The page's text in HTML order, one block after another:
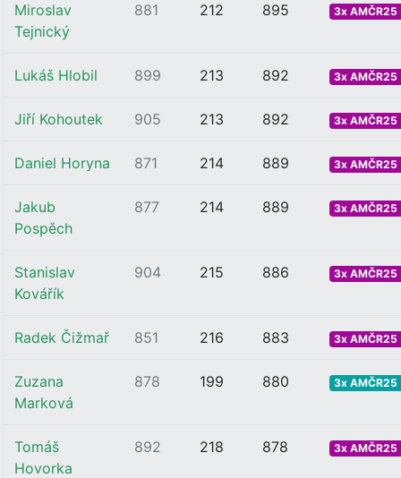
Miroslav
Tejnický
881 212 895 3x AMČR25
Lukáš Hlobil 899 213 892 3x AMČR25
Jiří Kohoutek 905 213 892 3x AMČR25
Daniel Horyna 871 214 889 3x AMČR25
Jakub
Pospěch
877 214 889 3x AMČR25
Stanislav
Kovářík
904 215 886 3x AMČR25
Radek Čižmař 851 216 883 3x AMČR25
Zuzana
Marková
878 199 880 3x
Tomáš
Hovorka
892 218 878 3x AMČR25